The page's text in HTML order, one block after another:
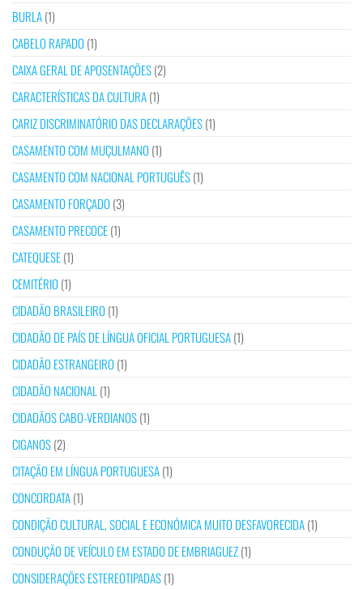
BURLA(1)
CABELO RAPADO (1)
CAIXA GERAL DE APOSENTAÇÕES(2)
CARACTERÍSTICAS DA CULTURA(1)
CARIZ DISCRIMINATÓRIO DAS DECLARAÇÕES(1)
CASAMENTO COM MUÇULMANO (1)
CASAMENTO COM NACIONAL PORTUGUÊS(1)
CASAMENTO FORÇADO (3)
CASAMENTO PRECOCE(1)
CATEQUESE(1)
CEMITÉRIO (1)
CIDADÃO BRASILEIRO (1)
CIDADÃO DE PAÍS DE LÍNGUA OFICIAL PORTUGUESA(1)
CIDADÃO ESTRANGEIRO (1)
CIDADÃO NACIONAL (1)
CIDADÃOS CABO-VERDIANOS(1)
CIGANOS(2)
CITAÇÃO EM LÍNGUA PORTUGUESA(1)
CONCORDATA(1)
CONDIÇÃO CULTURAL, SOCIAL E ECONÓMICA MUITO DESFAVORECIDA(1)
CONDUÇÃO DE VEÍCULO EM ESTADO DE EMBRIAGUEZ(1)
CONSIDERAÇÕES ESTEREOTIPADAS(1)